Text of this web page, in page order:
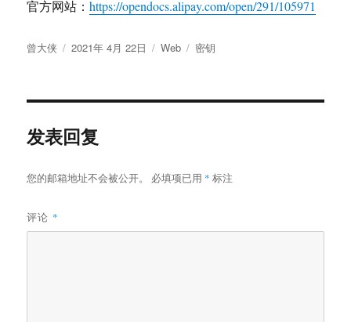
官方网站：https://opendocs.alipay.com/open/291/105971
作
曾大侠
发
2021年 4月 22日
分
Web
标
密钥
发表回复
您的邮箱地址不会被公开。 必填项已用 * 标注
评论 *